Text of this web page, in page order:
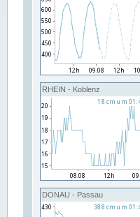
RHEIN - Koblenz
DONAU - Passau